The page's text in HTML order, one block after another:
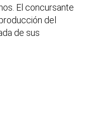
El concursante
del
de sus